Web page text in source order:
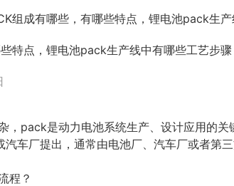
组成有哪些，有哪些特点，锂电池pack生
特点，锂电池pack生产线中有哪些工艺步骤
，pack是动力电池系统生产、设计应用的
车厂提出，通常由电池厂、汽车厂或者第三
程？